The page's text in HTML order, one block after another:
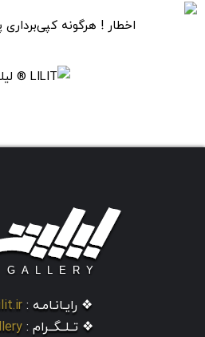
اخطار ! هرگونه کپی‌برداری
❖ رایـانـامـه :
❖ تــلــگــرام :